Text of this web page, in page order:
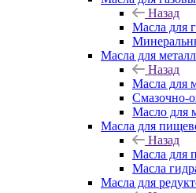
Назад
Масла для
Масла для
Назад
Масла для
Смазочно-
Масло для
Масла для
Назад
Масла для
Масла
Масла для